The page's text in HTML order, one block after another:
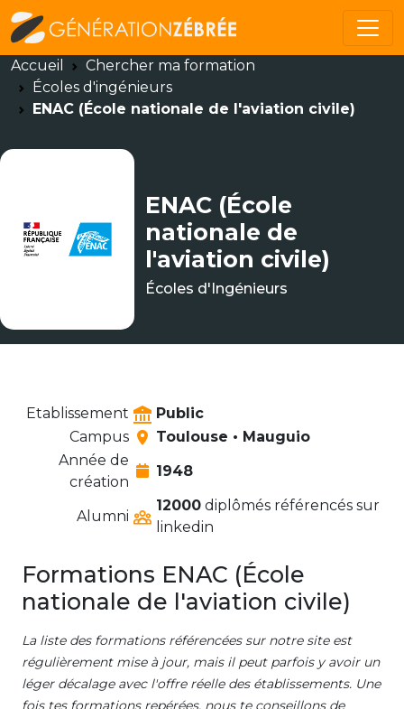
Accueil
Chercher ma formation
Écoles d'ingénieurs
ENAC (École nationale de l'aviation civile)
ENAC (École
nationale de
l'aviation civile)
Écoles d'Ingénieurs
Etablissement
Public
Campus
Toulouse • Mauguio
Année de
création
1948
Alumni
12000 diplômés référencés sur
linkedin
Formations ENAC (École
nationale de l'aviation civile)
La liste des formations référencées sur notre site est
régulièrement mise à jour, mais il peut parfois y avoir un
léger décalage avec l'offre réelle des établissements. Une
fois tes formations repérées, nous te conseillons de